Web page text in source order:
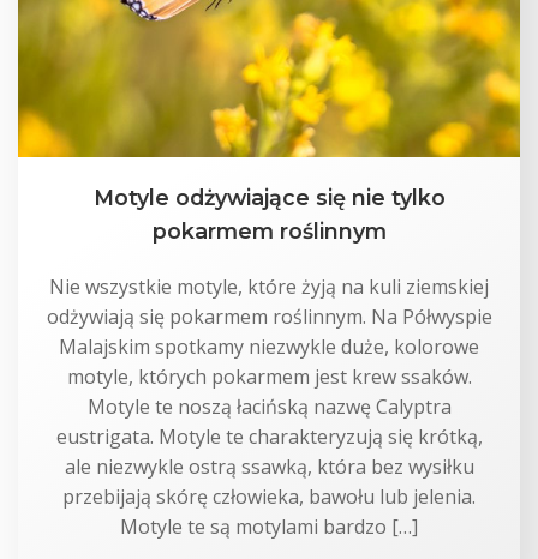
Motyle odżywiające się nie tylko
pokarmem roślinnym
Nie wszystkie motyle, które żyją na kuli ziemskiej
odżywiają się pokarmem roślinnym. Na Półwyspie
Malajskim spotkamy niezwykle duże, kolorowe
motyle, których pokarmem jest krew ssaków.
Motyle te noszą łacińską nazwę Calyptra
eustrigata. Motyle te charakteryzują się krótką,
ale niezwykle ostrą ssawką, która bez wysiłku
przebijają skórę człowieka, bawołu lub jelenia.
Motyle te są motylami bardzo […]